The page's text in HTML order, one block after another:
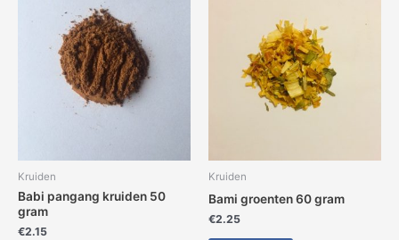
Kruiden
Babi pangang kruiden 50
gram
€2.15
Kruiden
Bami groenten 60 gram
€2.25